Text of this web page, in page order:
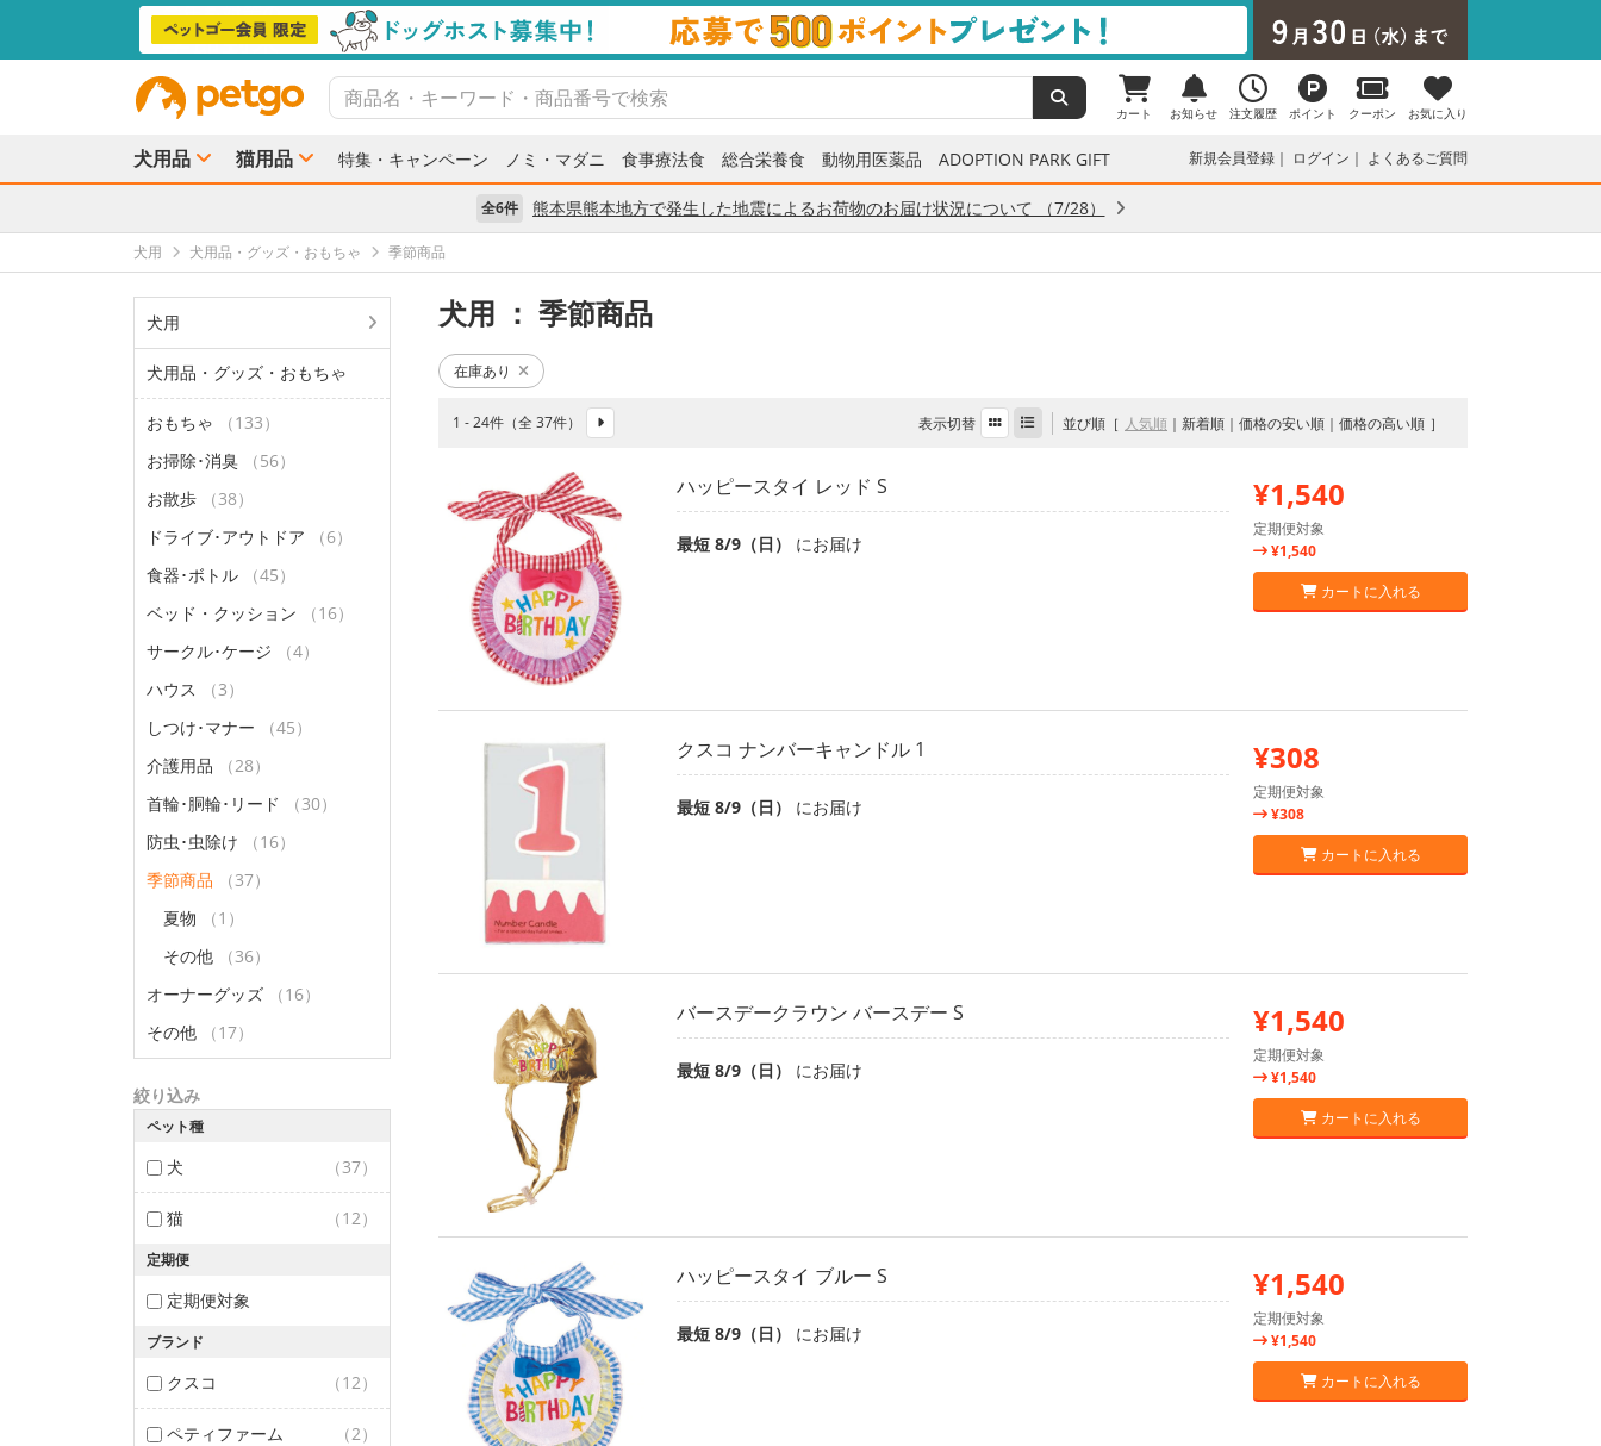
カート お知らせ 注文履歴 ポイント クーポン お気に入り
犬用品 猫用品 特集・キャンペーン ノミ・マダニ 食事療法食 総合栄養食 動物用医薬品 ADOPTION PARK GIFT 新規会員登録 ログイン よくあるご質問
全6件 熊本県熊本地方で発生した地震によるお荷物のお届け状況について （7/28）
犬用 犬用品・グッズ・おもちゃ 季節商品
犬用
犬用品・グッズ・おもちゃ
おもちゃ
（133）
お掃除･消臭
（56）
お散歩
（38）
ドライブ･アウトドア
（6）
食器･ボトル
（45）
ベッド・クッション
（16）
サークル･ケージ
（4）
ハウス
（3）
しつけ･マナー
（45）
介護用品
（28）
首輪･胴輪･リード
（30）
防虫･虫除け
（16）
季節商品
（37）
夏物
（1）
その他
（36）
オーナーグッズ
（16）
その他
（17）
絞り込み
ペット種
犬 （37）
猫 （12）
定期便
定期便対象
ブランド
クスコ （12）
ペティファーム （2）
犬用 ： 季節商品
在庫あり
1 - 24件（全 37件） 表示切替 並び順 人気順 新着順 価格の安い順 価格の高い順
ハッピースタイ レッド S
最短 8/9（日） にお届け
¥1,540
定期便対象
¥1,540
カートに入れる
クスコ ナンバーキャンドル 1
最短 8/9（日） にお届け
¥308
定期便対象
¥308
カートに入れる
バースデークラウン バースデー S
最短 8/9（日） にお届け
¥1,540
定期便対象
¥1,540
カートに入れる
ハッピースタイ ブルー S
最短 8/9（日） にお届け
¥1,540
定期便対象
¥1,540
カートに入れる